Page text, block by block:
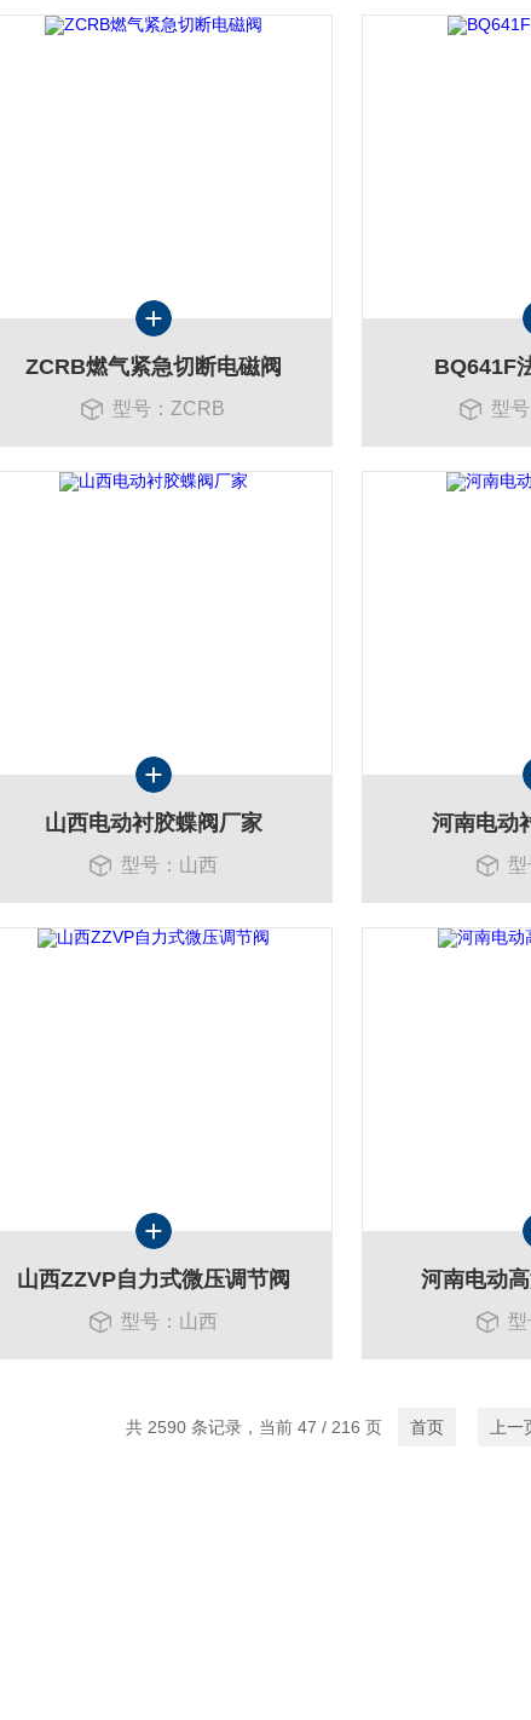
ZCRB燃气紧急切断电磁阀
型号：ZCRB
BQ641F
型
山西电动衬胶蝶阀厂家
型号：山西
河南电动
型
山西ZZVP自力式微压调节阀
型号：山西
河南电动
型
共 2590 条记录，当前 47 / 216 页 首页 上一